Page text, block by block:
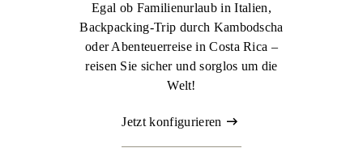
Egal ob Familienurlaub in Italien,
Backpacking-Trip durch Kambodscha
oder Abenteuerreise in Costa Rica –
reisen Sie sicher und sorglos um die
Welt!
Jetzt konfigurieren